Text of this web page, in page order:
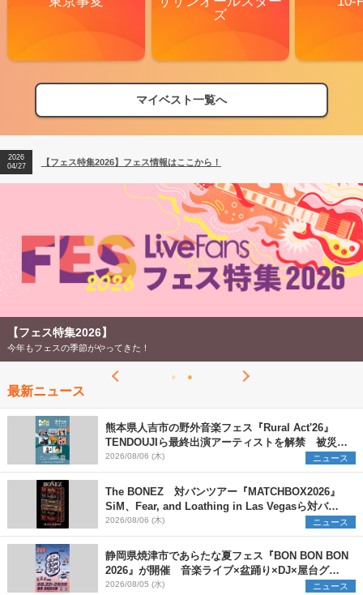
ズ
マイベスト一覧へ
【フェス特集2026】フェス情報はここから！
【ライブ動員ランキング】2026年上半期編発表！
2026
04/27
【フェス特集2026】フェス情報はここから！
2026
【ライブ動員ランキング】2026年上半期編発表！
【フェス特集2026】
今年もフェスの季節がやってきた！
最新ニュース
熊本県人吉市の野外音楽フェス『Rural Act'26』
TENDOUJIら最終出演アーティストを解禁 被災地
支援プロジェクトの始動も発表
2026/08/06 (木) ニュース
The BONEZ 対バンツアー『MATCHBOX2026』
SiM、Fear, and Loathing in Las Vegasら対バン
アーティストを一斉解禁
2026/08/06 (木) ニュース
静岡県焼津市であらたな夏フェス『BON BON BON
2026』が開催 音楽ライブ×盆踊り×DJ×屋台グル
メ×ランタンナイトで彩る2日間
2026/08/05 (水) ニュース